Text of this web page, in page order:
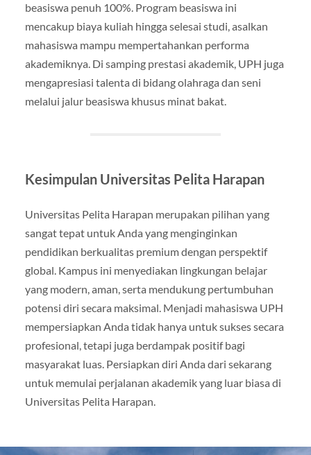
beasiswa penuh 100%. Program beasiswa ini
mencakup biaya kuliah hingga selesai studi, asalkan
mahasiswa mampu mempertahankan performa
akademiknya. Di samping prestasi akademik, UPH juga
mengapresiasi talenta di bidang olahraga dan seni
melalui jalur beasiswa khusus minat bakat.
Kesimpulan Universitas Pelita Harapan
Universitas Pelita Harapan merupakan pilihan yang
sangat tepat untuk Anda yang menginginkan
pendidikan berkualitas premium dengan perspektif
global. Kampus ini menyediakan lingkungan belajar
yang modern, aman, serta mendukung pertumbuhan
potensi diri secara maksimal. Menjadi mahasiswa UPH
mempersiapkan Anda tidak hanya untuk sukses secara
profesional, tetapi juga berdampak positif bagi
masyarakat luas. Persiapkan diri Anda dari sekarang
untuk memulai perjalanan akademik yang luar biasa di
Universitas Pelita Harapan.